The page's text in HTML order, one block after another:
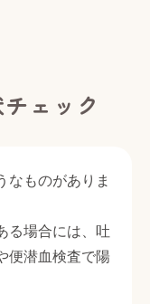
ェック
なものがありま
る場合には、吐
便潜血検査で陽